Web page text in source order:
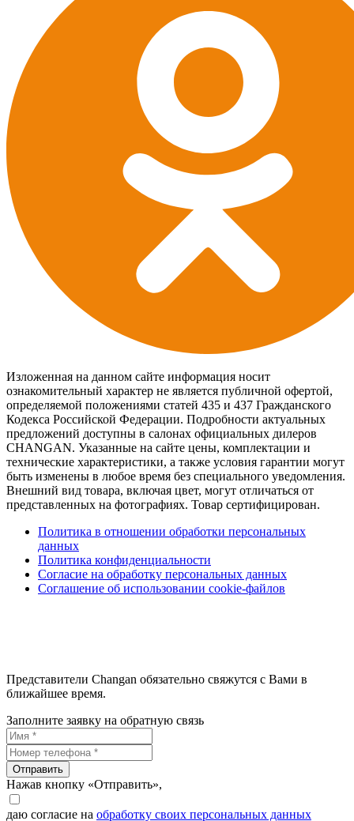
Изложенная на данном сайте информация носит
ознакомительный характер не является публичной офертой,
определяемой положениями статей 435 и 437 Гражданского
Кодекса Российской Федерации. Подробности актуальных
предложений доступны в салонах официальных дилеров
CHANGAN. Указанные на сайте цены, комплектации и
технические характеристики, а также условия гарантии могут
быть изменены в любое время без специального уведомления.
Внешний вид товара, включая цвет, могут отличаться от
представленных на фотографиях. Товар сертифицирован.
Политика в отношении обработки персональных
данных
Политика конфиденциальности
Согласие на обработку персональных данных
Соглашение об использовании cookie-файлов
Представители Changan обязательно свяжутся с Вами в
ближайшее время.
Заполните заявку на обратную связь
Отправить
Нажав кнопку «Отправить»,
даю согласие на обработку своих персональных данных